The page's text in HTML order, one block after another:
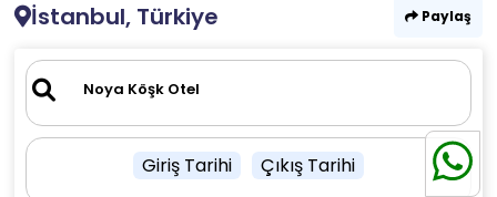
İstanbul, Türkiye
Paylaş
Giriş Tarihi Çıkış Tarihi